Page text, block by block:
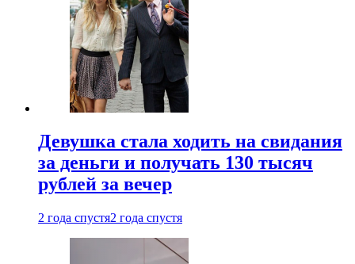
Девушка стала ходить на свидания
за деньги и получать 130 тысяч
рублей за вечер
2 года спустя2 года спустя